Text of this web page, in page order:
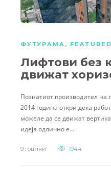
ФУТУРАМА , FEATURED
Лифтови без
движат
Познатиот производител на
2014 година откри дека
можеле да се движат
идеја одлично е…
9 години 1944